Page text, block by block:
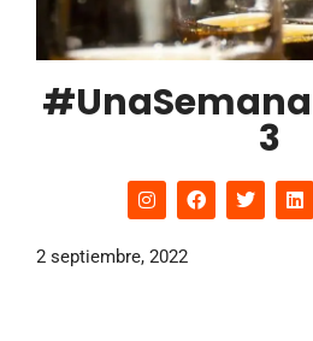
3
2 septiembre, 2022